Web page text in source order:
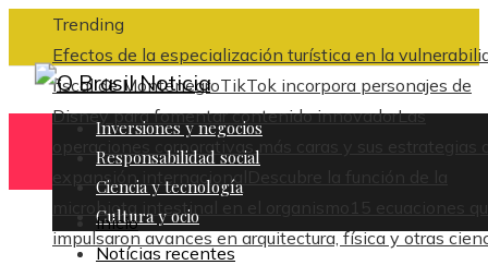
Trending
Efectos de la especialización turística en la
fiscal de MontenegroTikTok incorpora personajes de
Disney para fomentar contenido innovadorLas
operaciones corporativas más caras y sus estrategias
expansión internacional
Descubre la función de la
microbiota intestinal en el organismo
15 ecuaciones
impulsaron avances en arquitectura, física y otras
Inversiones y negocios
Responsabilidad social
Ciencia y tecnología
Cultura y ocio
Inicio
Notícias recentes